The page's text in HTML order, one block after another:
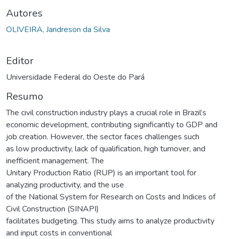
Autores
OLIVEIRA, Jandreson da Silva
Editor
Universidade Federal do Oeste do Pará
Resumo
The civil construction industry plays a crucial role in Brazil’s
economic development, contributing significantly to GDP and
job creation. However, the sector faces challenges such
as low productivity, lack of qualification, high turnover, and
inefficient management. The
Unitary Production Ratio (RUP) is an important tool for
analyzing productivity, and the use
of the National System for Research on Costs and Indices of
Civil Construction (SINAPI)
facilitates budgeting. This study aims to analyze productivity
and input costs in conventional